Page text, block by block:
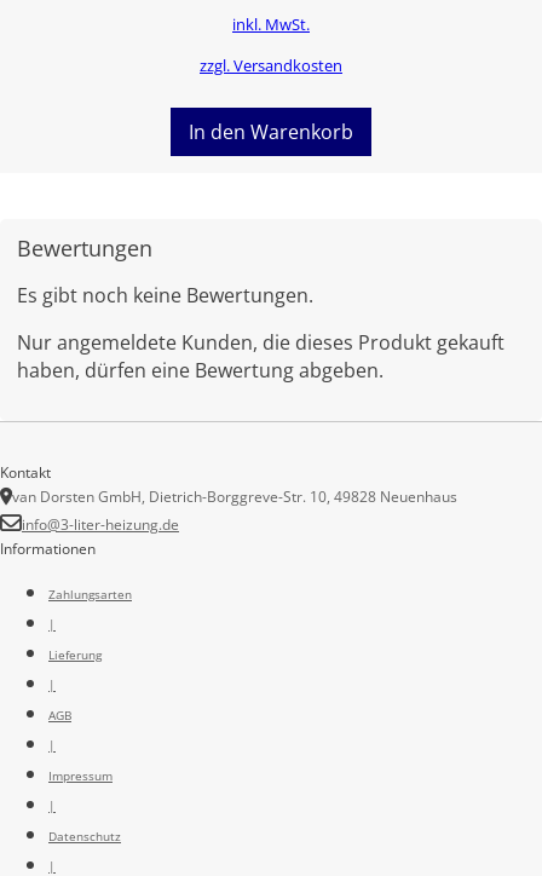
inkl. MwSt.
zzgl. Versandkosten
In den Warenkorb
Bewertungen
Es gibt noch keine Bewertungen.
Nur angemeldete Kunden, die dieses Produkt gekauft
haben, dürfen eine Bewertung abgeben.
Informationen
Zahlungsarten
|
Lieferung
|
AGB
|
Impressum
|
Datenschutz
|
Kontakt
van Dorsten GmbH, Dietrich-Borggreve-Str. 10, 49828 Neuenhaus
info@3-liter-heizung.de